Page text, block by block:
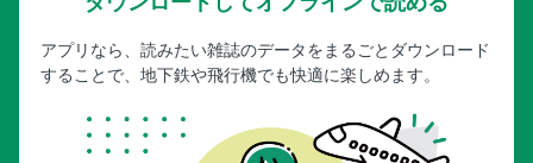
アプリなら、読みたい雑誌のデータをまるごとダウンロード
することで、地下鉄や飛行機でも快適に楽しめます。